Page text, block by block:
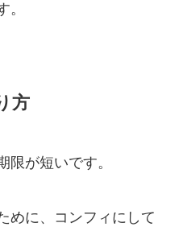
。
方
限が短いです。
めに、コンフィにして